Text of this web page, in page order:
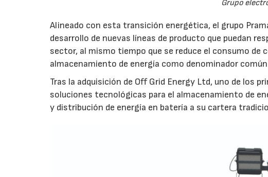
Grupo
Alineado con esta transición energética, el grupo
desarrollo de nuevas líneas de producto que puedan
sector, al mismo tiempo que se reduce el consumo
almacenamiento de energía como denominador
Tras la adquisición de Off Grid Energy Ltd, uno de los
soluciones tecnológicas para el almacenamiento de
y distribución de energía en batería a su cartera